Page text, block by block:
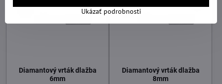
Diamantový vrták dlažba
6mm
Diamantový vrták dlažba
8mm
Ukázať podrobnosti